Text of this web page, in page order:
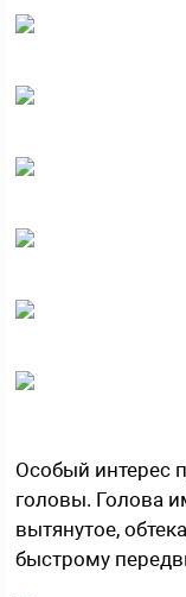
Особый интерес
головы. Голова
вытянутое,
быстрому